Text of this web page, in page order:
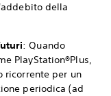
della
: Quando
PlayStation®Plus,
ricorrente per un
periodica (ad